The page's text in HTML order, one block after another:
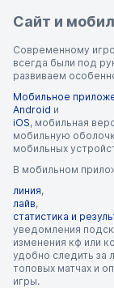
Сайт и
Современному
всегда были под
развиваем
Мобильное
Android и
iOS, мобильная
мобильную
мобильных
В мобильном
линия,
лайв,
статистика и
уведомления
изменения кф или
удобно следить за
топовых матчах и
игры.